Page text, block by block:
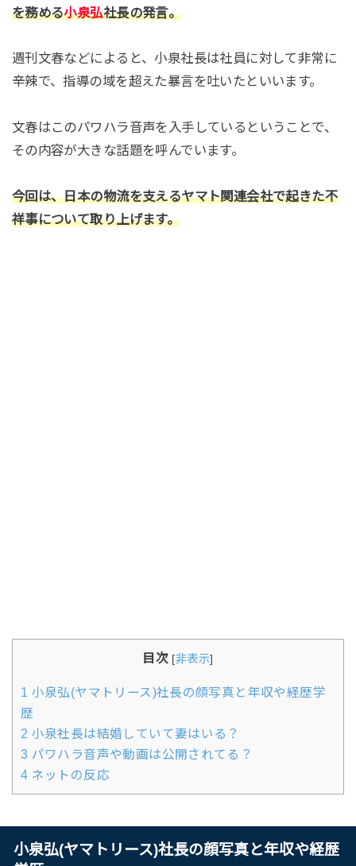
を務める小泉弘社長の発言。
週刊文春などによると、小泉社長は社員に対して非常に
辛辣で、指導の域を超えた暴言を吐いたといいます。
文春はこのパワハラ音声を入手しているということで、
その内容が大きな話題を呼んでいます。
今回は、日本の物流を支えるヤマト関連会社で起きた不
祥事について取り上げます。
目次 [非表示]
1 小泉弘(ヤマトリース)社長の顔写真と年収や経歴学
歴
2 小泉社長は結婚していて妻はいる？
3 パワハラ音声や動画は公開されてる？
4 ネットの反応
小泉弘(ヤマトリース)社長の顔写真と年収や経歴